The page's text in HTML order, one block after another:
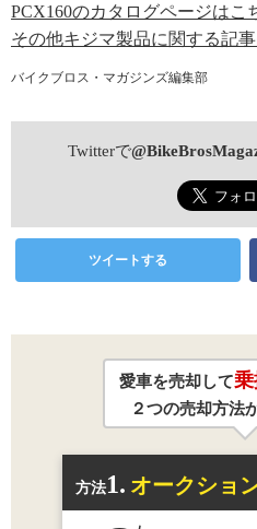
PCX160のカタログページはこ
その他キジマ製品に関する記
バイクブロス・マガジンズ編集部
Twitterで
ツイートする
愛車を売却して
２つの売却方法
方法1. オークショ